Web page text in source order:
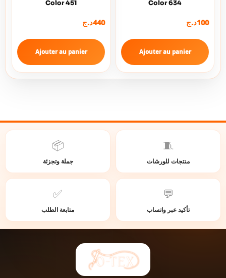
Color 634
100د.ج
Ajouter au panier
Color 451
440د.ج
Ajouter au panier
🧵
منتجات للورشات
📦
جملة وتجزئة
💬
تأكيد عبر واتساب
✅
متابعة الطلب